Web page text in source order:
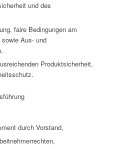
und des
faire Bedingungen am
Aus- und
Produktsicherheit,
durch Vorstand,